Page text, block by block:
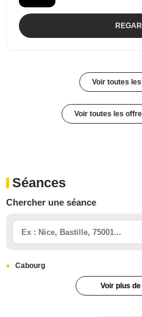
Voir toutes
Voir toutes les
Séances
Chercher une séance
Cabourg
Voir plus